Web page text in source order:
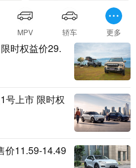
MPV 轿车 更多
时权益价29.
号上市 限时权
价11.59-14.49